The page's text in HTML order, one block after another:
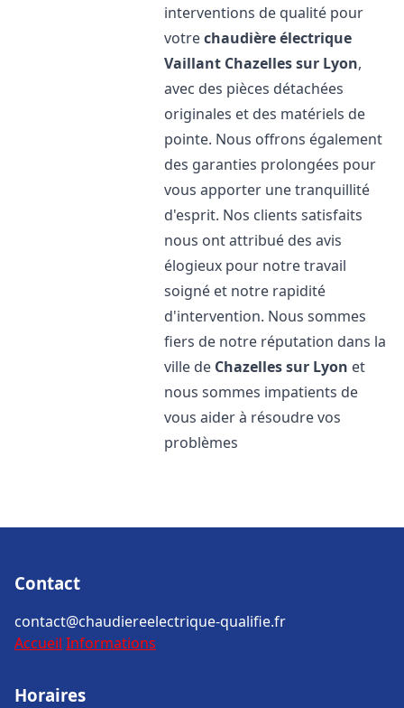
interventions de qualité pour
votrechaudière électrique
Vaillant Chazelles sur Lyon,
avec des pièces détachées
originales et des matériels de
pointe. Nous offrons également
des garanties prolongées pour
vous apporter une tranquillité
d'esprit. Nos clients satisfaits
nous ont attribué des avis
élogieux pour notre travail
soigné et notre rapidité
d'intervention. Nous sommes
fiers de notre réputation dans la
ville de Chazelles sur Lyon et
nous sommes impatients de
vous aider à résoudre vos
problèmes
Contact
contact@chaudiereelectrique-qualifie.fr
Accueil Informations
Horaires